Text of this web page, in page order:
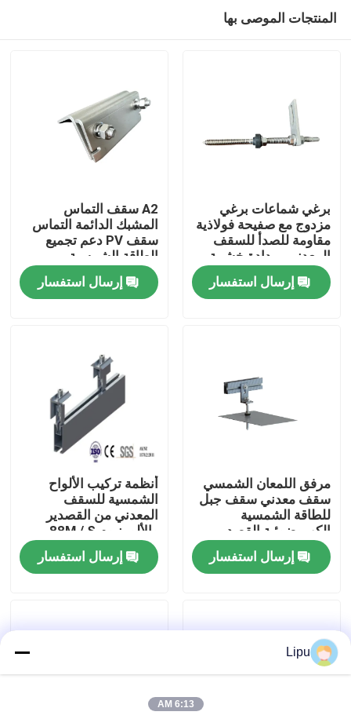
بيت
عرض الواقع الافتراضي
جولة في المعمل
رقابة جودة
حالات
أنظمة تركيب الطاقة الشمسية الكهروضوئية
المنتجات الموصى بها
برغي شماعات برغي
مزدوج مع صفيحة فولاذية
مقاومة للصدأ للسقف
المعدني بمدادة خشبية
إرسال استفسار
A2 سقف التماس
المشبك الدائمة التماس
سقف PV دعم تجميع
الطاقة الشمسية
الكهروضوئية
إرسال استفسار
مرفق اللمعان الشمسي
سقف معدني سقف جبل
للطاقة الشمسية
الكهروضوئية القصدير
إرسال استفسار
أنظمة تركيب الألواح
الشمسية للسقف
المعدني من القصدير
والألومنيوم 88M / S
مقاطع
إرسال استفسار
Lipu
6:13 AM